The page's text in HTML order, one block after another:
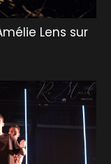
Lens sur